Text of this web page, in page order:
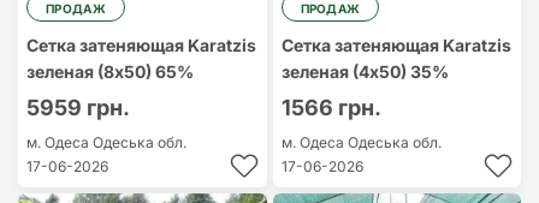
ПРОДАЖ
Сетка затеняющая Karatzis
зеленая (8х50) 65%
5959 грн.
м. Одеса Одеська обл.
17-06-2026
ПРОДАЖ
Сетка затеняющая Karatzis
зеленая (4х50) 35%
1566 грн.
м. Одеса Одеська обл.
17-06-2026